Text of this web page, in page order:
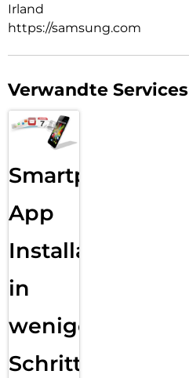
Irland
https://samsung.com
Verwandte Services
Smartphone
App
Installation
in
wenigen
Schritten